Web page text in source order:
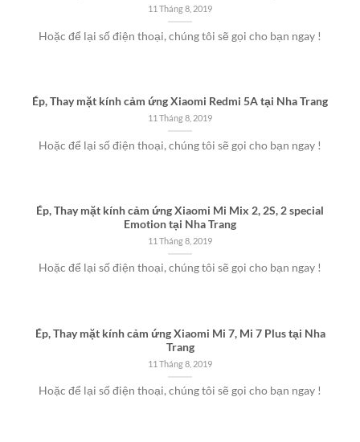
11 Tháng 8, 2019
Hoặc để lại số điện thoại, chúng tôi sẽ gọi cho bạn ngay !
Ép, Thay mặt kính cảm ứng Xiaomi Redmi 5A tại Nha Trang
11 Tháng 8, 2019
Hoặc để lại số điện thoại, chúng tôi sẽ gọi cho bạn ngay !
Ép, Thay mặt kính cảm ứng Xiaomi Mi Mix 2, 2S, 2 special
Emotion tại Nha Trang
11 Tháng 8, 2019
Hoặc để lại số điện thoại, chúng tôi sẽ gọi cho bạn ngay !
Ép, Thay mặt kính cảm ứng Xiaomi Mi 7, Mi 7 Plus tại Nha
Trang
11 Tháng 8, 2019
Hoặc để lại số điện thoại, chúng tôi sẽ gọi cho bạn ngay !